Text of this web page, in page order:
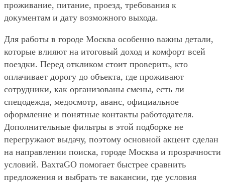
проживание, питание, проезд, требования к
документам и дату возможного выхода.
Для работы в городе Москва особенно важны детали,
которые влияют на итоговый доход и комфорт всей
поездки. Перед откликом стоит проверить, кто
оплачивает дорогу до объекта, где проживают
сотрудники, как организованы смены, есть ли
спецодежда, медосмотр, аванс, официальное
оформление и понятные контакты работодателя.
Дополнительные фильтры в этой подборке не
перегружают выдачу, поэтому основной акцент сделан
на направлении поиска, городе Москва и прозрачности
условий. ВахтаGO помогает быстрее сравнить
предложения и выбрать те вакансии, где условия